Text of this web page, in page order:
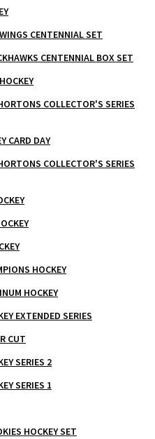
CENTENNIAL SET
CENTENNIAL BOX SET
COLLECTOR'S SERIES
CARD DAY
COLLECTOR'S SERIES
HOCKEY
HOCKEY
EXTENDED SERIES
CUT
SERIES 2
SERIES 1
HOCKEY SET